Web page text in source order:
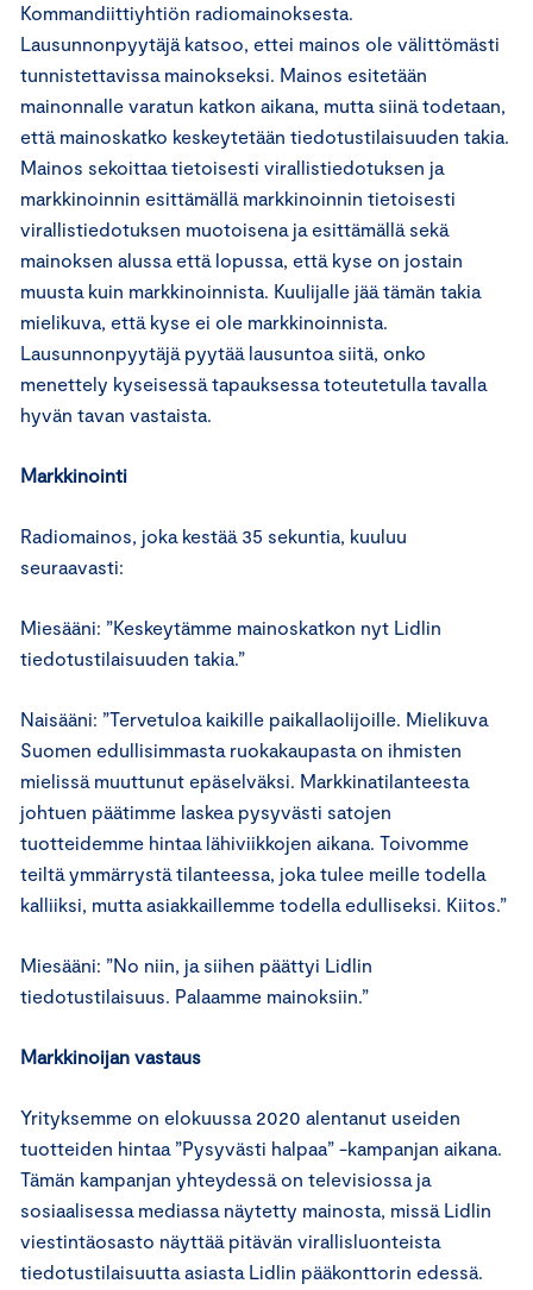
Kommandiittiyhtiön radiomainoksesta.
Lausunnonpyytäjä katsoo, ettei mainos ole välittömästi
tunnistettavissa mainokseksi. Mainos esitetään
mainonnalle varatun katkon aikana, mutta siinä todetaan,
että mainoskatko keskeytetään tiedotustilaisuuden takia.
Mainos sekoittaa tietoisesti virallistiedotuksen ja
markkinoinnin esittämällä markkinoinnin tietoisesti
virallistiedotuksen muotoisena ja esittämällä sekä
mainoksen alussa että lopussa, että kyse on jostain
muusta kuin markkinoinnista. Kuulijalle jää tämän takia
mielikuva, että kyse ei ole markkinoinnista.
Lausunnonpyytäjä pyytää lausuntoa siitä, onko
menettely kyseisessä tapauksessa toteutetulla tavalla
hyvän tavan vastaista.
Markkinointi
Radiomainos, joka kestää 35 sekuntia, kuuluu
seuraavasti:
Miesääni: ”Keskeytämme mainoskatkon nyt Lidlin
tiedotustilaisuuden takia.”
Naisääni: ”Tervetuloa kaikille paikallaolijoille. Mielikuva
Suomen edullisimmasta ruokakaupasta on ihmisten
mielissä muuttunut epäselväksi. Markkinatilanteesta
johtuen päätimme laskea pysyvästi satojen
tuotteidemme hintaa lähiviikkojen aikana. Toivomme
teiltä ymmärrystä tilanteessa, joka tulee meille todella
kalliiksi, mutta asiakkaillemme todella edulliseksi. Kiitos.”
Miesääni: ”No niin, ja siihen päättyi Lidlin
tiedotustilaisuus. Palaamme mainoksiin.”
Markkinoijan vastaus
Yrityksemme on elokuussa 2020 alentanut useiden
tuotteiden hintaa ”Pysyvästi halpaa” -kampanjan aikana.
Tämän kampanjan yhteydessä on televisiossa ja
sosiaalisessa mediassa näytetty mainosta, missä Lidlin
viestintäosasto näyttää pitävän virallisluonteista
tiedotustilaisuutta asiasta Lidlin pääkonttorin edessä.